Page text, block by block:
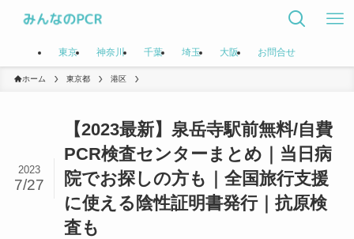
東京 神奈川 千葉 埼玉 大阪 お問合せ
ホーム 東京都 港区
【2023最新】泉岳寺駅前無料/自費
PCR検査センターまとめ｜当日病
院でお探しの方も｜全国旅行支援
に使える陰性証明書発行｜抗原検
査も
2023
7/27